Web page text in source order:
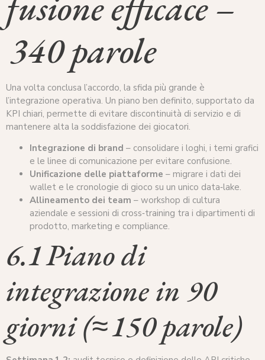
340 parole
Una volta conclusa l’accordo, la sfida più grande è
l’integrazione operativa. Un piano ben definito, supportato da
KPI chiari, permette di evitare discontinuità di servizio e di
mantenere alta la soddisfazione dei giocatori.
Integrazione di brand – consolidare i loghi, i temi grafici
e le linee di comunicazione per evitare confusione.
Unificazione delle piattaforme – migrare i dati dei
wallet e le cronologie di gioco su un unico data‑lake.
Allineamento dei team – workshop di cultura
aziendale e sessioni di cross‑training tra i dipartimenti di
prodotto, marketing e compliance.
6.1 Piano di
integrazione in 90
giorni (≈ 150 parole)